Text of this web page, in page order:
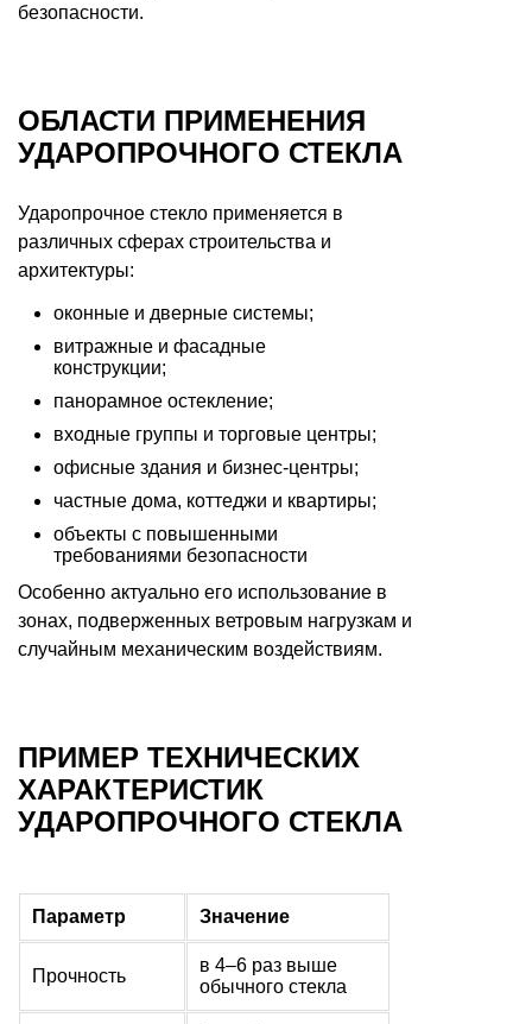
безопасности.
ОБЛАСТИ ПРИМЕНЕНИЯ
УДАРОПРОЧНОГО СТЕКЛА
Ударопрочное стекло применяется в
различных сферах строительства и
архитектуры:
оконные и дверные системы;
витражные и фасадные
конструкции;
панорамное остекление;
входные группы и торговые центры;
офисные здания и бизнес-центры;
частные дома, коттеджи и квартиры;
объекты с повышенными
требованиями безопасности
Особенно актуально его использование в
зонах, подверженных ветровым нагрузкам и
случайным механическим воздействиям.
ПРИМЕР ТЕХНИЧЕСКИХ
ХАРАКТЕРИСТИК
УДАРОПРОЧНОГО СТЕКЛА
Параметр Значение
Прочность
в 4–6 раз выше
обычного стекла